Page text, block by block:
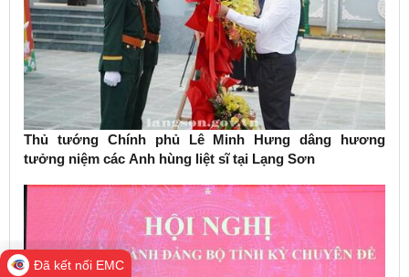
Thủ tướng Chính phủ Lê Minh Hưng dâng hương
tưởng niệm các Anh hùng liệt sĩ tại Lạng Sơn
Đã kết nối EMC